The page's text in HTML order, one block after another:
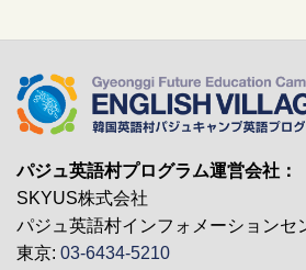
パジュ英語村プログラム運営会社：
SKYUS株式会社
パジュ英語村インフォメーションセ
東京: 03-6434-5210